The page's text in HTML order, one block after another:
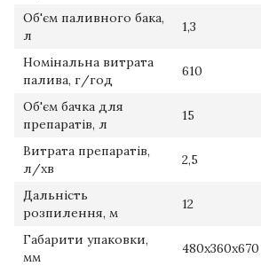
Об'єм паливного бака,
л
1,3
Номінальна витрата
палива, г/год
610
Об'єм бачка для
препаратів, л
15
Витрата препаратів,
л/хв
2,5
Дальність
розпилення, м
12
Габарити упаковки,
мм
480х360х670